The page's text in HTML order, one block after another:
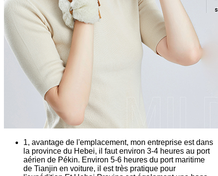
1, avantage de l'emplacement, mon entreprise est dans
la province du Hebei, il faut environ 3-4 heures au port
aérien de Pékin. Environ 5-6 heures du port maritime
de Tianjin en voiture, il est très pratique pour